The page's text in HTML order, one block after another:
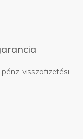
visszafizetési